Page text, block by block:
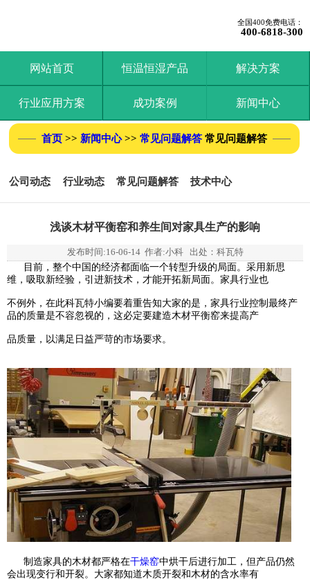
全国400免费电话：
400-6818-300
网站首页 恒温恒湿产品 解决方案
行业应用方案 成功案例 新闻中心
首页>> 新闻中心>> 常见问题解答 常见问题解答
公司动态 行业动态 常见问题解答 技术中心
浅谈木材平衡窑和养生间对家具生产的影响
发布时间:16-06-14作者:小科 出处：科瓦特
目前，整个中国的经济都面临一个转型升级的局面。采用新思
维，吸取新经验，引进新技术，才能开拓新局面。家具行业也
不例外，在此科瓦特小编要着重告知大家的是，家具行业控制最终产
品的质量是不容忽视的，这必定要建造木材平衡窑来提高产
品质量，以满足日益严苛的市场要求。
制造家具的木材都严格在干燥窑中烘干后进行加工，但产品仍然
会出现变行和开裂。大家都知道木质开裂和木材的含水率有